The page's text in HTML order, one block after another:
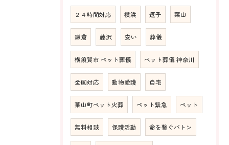
２４時間対応 横浜 逗子 葉山
鎌倉 藤沢 安い 葬儀
横須賀市 ペット葬儀 ペット葬儀 神奈川
全国対応 動物愛護 自宅
葉山町ペット火葬 ペット緊急 ペット
無料相談 保護活動 命を繋ぐバトン